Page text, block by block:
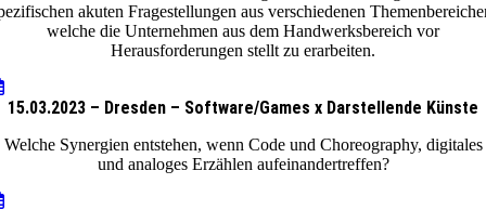
akuten Fragestellungen aus verschiedenen
welche die Unternehmen aus dem Handwerksbereich vor
Herausforderungen stellt zu erarbeiten.
15.03.2023 – Dresden – Software/Games x Darstellende Künste
Welche Synergien entstehen, wenn Code und Choreography, digitales
und analoges Erzählen aufeinandertreffen?